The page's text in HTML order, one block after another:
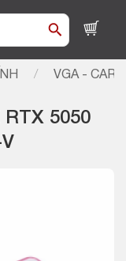
/ VGA -
RTX 5050